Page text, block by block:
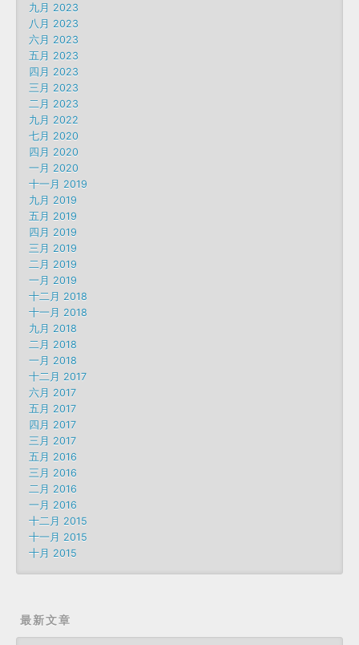
九月 2023
八月 2023
六月 2023
五月 2023
四月 2023
三月 2023
二月 2023
九月 2022
七月 2020
四月 2020
一月 2020
十一月 2019
九月 2019
五月 2019
四月 2019
三月 2019
二月 2019
一月 2019
十二月 2018
十一月 2018
九月 2018
二月 2018
一月 2018
十二月 2017
六月 2017
五月 2017
四月 2017
三月 2017
五月 2016
三月 2016
二月 2016
一月 2016
十二月 2015
十一月 2015
十月 2015
最新文章